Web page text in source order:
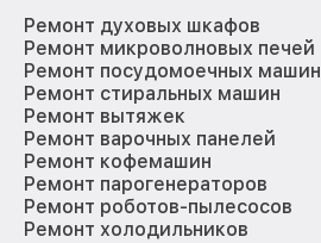
Ремонт духовых шкафов
Ремонт микроволновых печей
Ремонт посудомоечных машин
Ремонт стиральных машин
Ремонт вытяжек
Ремонт варочных панелей
Ремонт кофемашин
Ремонт парогенераторов
Ремонт роботов-пылесосов
Ремонт холодильников